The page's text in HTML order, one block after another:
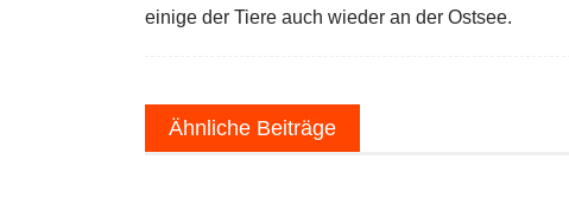
einige der Tiere auch wieder an der Ostsee.
Ähnliche Beiträge